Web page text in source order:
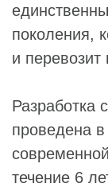
поколения,
и перевозит
Разработка
проведена
течение 6